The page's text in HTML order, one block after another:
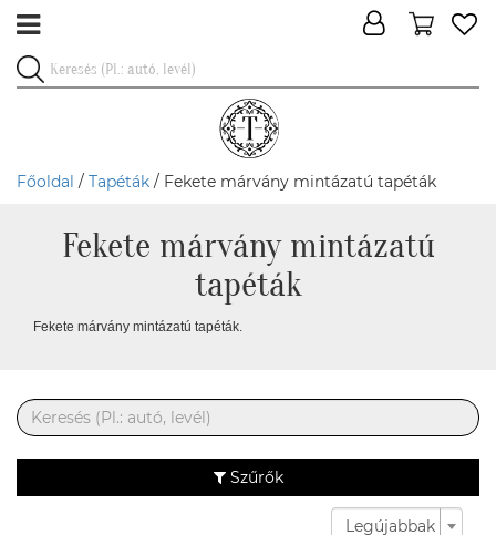
Főoldal / Tapéták / Fekete márvány mintázatú tapéták
Fekete márvány mintázatú
tapéták
Fekete márvány mintázatú tapéták.
Szűrők
Legújabbak